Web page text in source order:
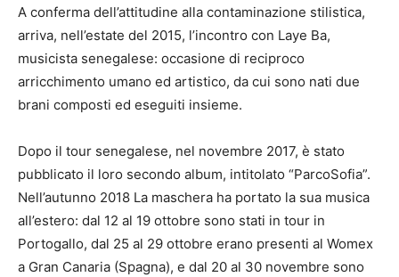
A conferma dell’attitudine alla contaminazione stilistica,
arriva, nell’estate del 2015, l’incontro con Laye Ba,
musicista senegalese: occasione di reciproco
arricchimento umano ed artistico, da cui sono nati due
brani composti ed eseguiti insieme.
Dopo il tour senegalese, nel novembre 2017, è stato
pubblicato il loro secondo album, intitolato “ParcoSofia”.
Nell’autunno 2018 La maschera ha portato la sua musica
all’estero: dal 12 al 19 ottobre sono stati in tour in
Portogallo, dal 25 al 29 ottobre erano presenti al Womex
a Gran Canaria (Spagna), e dal 20 al 30 novembre sono